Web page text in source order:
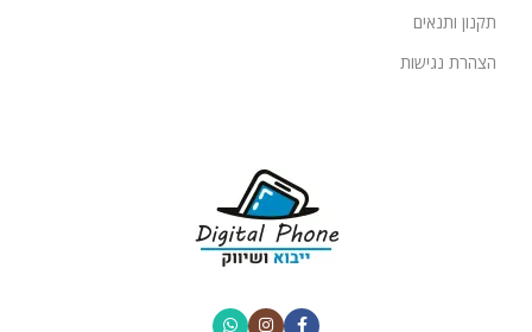
תקנון ותנאים
הצהרת נגישות